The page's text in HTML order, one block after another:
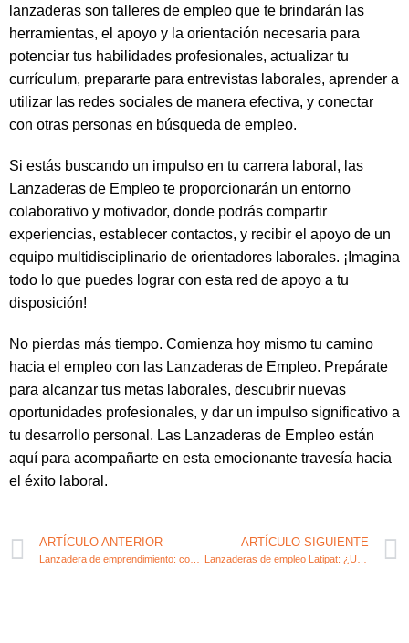
lanzaderas son talleres de empleo que te brindarán las
herramientas, el apoyo y la orientación necesaria para
potenciar tus habilidades profesionales, actualizar tu
currículum, prepararte para entrevistas laborales, aprender a
utilizar las redes sociales de manera efectiva, y conectar
con otras personas en búsqueda de empleo.
Si estás buscando un impulso en tu carrera laboral, las
Lanzaderas de Empleo te proporcionarán un entorno
colaborativo y motivador, donde podrás compartir
experiencias, establecer contactos, y recibir el apoyo de un
equipo multidisciplinario de orientadores laborales. ¡Imagina
todo lo que puedes lograr con esta red de apoyo a tu
disposición!
No pierdas más tiempo. Comienza hoy mismo tu camino
hacia el empleo con las Lanzaderas de Empleo. Prepárate
para alcanzar tus metas laborales, descubrir nuevas
oportunidades profesionales, y dar un impulso significativo a
tu desarrollo personal. Las Lanzaderas de Empleo están
aquí para acompañarte en esta emocionante travesía hacia
el éxito laboral.
ARTÍCULO ANTERIOR ARTÍCULO SIGUIENTE